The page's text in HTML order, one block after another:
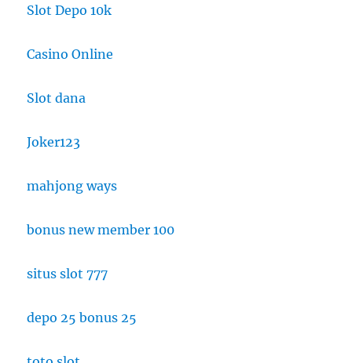
Slot Depo 10k
Casino Online
Slot dana
Joker123
mahjong ways
bonus new member 100
situs slot 777
depo 25 bonus 25